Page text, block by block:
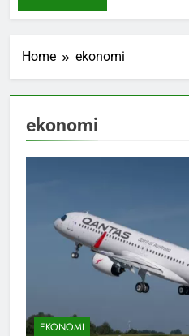
Home ekonomi
ekonomi
EKONOMI